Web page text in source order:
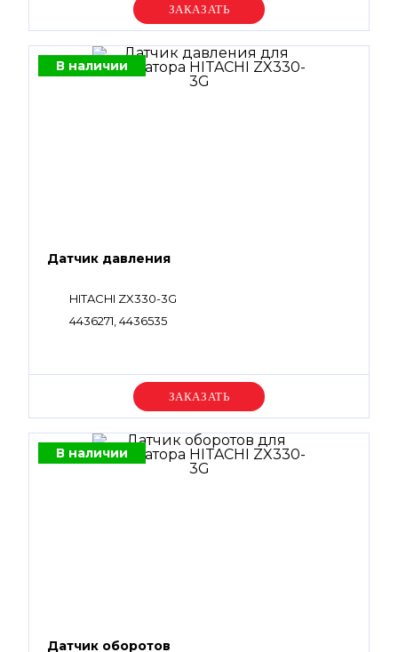
Уточняйте цену
В наличии
Датчик давления
HITACHI ZX330-3G
4436271, 4436535
Уточняйте цену
В наличии
Датчик оборотов